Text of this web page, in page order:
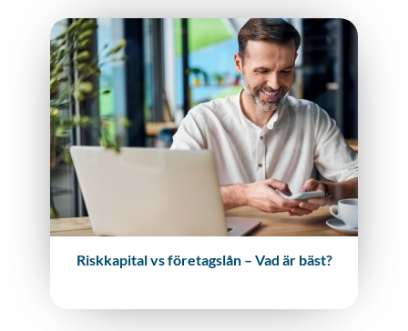
Riskkapital vs företagslån – Vad är bäst?